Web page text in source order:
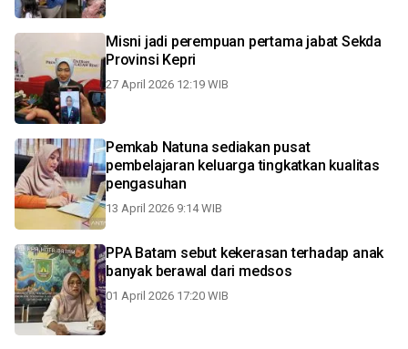
Misni jadi perempuan pertama jabat Sekda
Provinsi Kepri
27 April 2026 12:19 WIB
Pemkab Natuna sediakan pusat
pembelajaran keluarga tingkatkan kualitas
pengasuhan
13 April 2026 9:14 WIB
PPA Batam sebut kekerasan terhadap anak
banyak berawal dari medsos
01 April 2026 17:20 WIB